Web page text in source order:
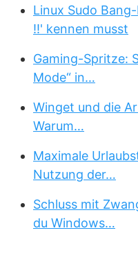
Linux Sudo
!!' kennen musst
Gaming-Spritze:
Mode“ in…
Winget und die
Warum…
Maximale
Nutzung der…
Schluss mit
du Windows…